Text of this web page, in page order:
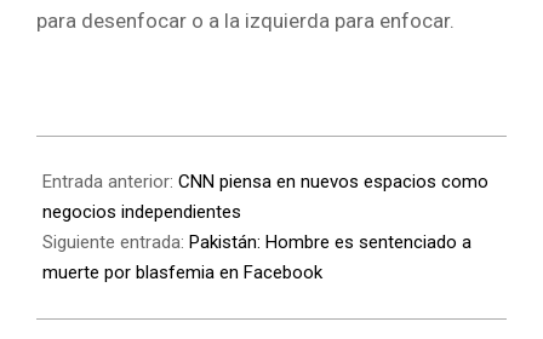
para desenfocar o a la izquierda para enfocar.
Entrada anterior: CNN piensa en nuevos espacios como
negocios independientes
Siguiente entrada: Pakistán: Hombre es sentenciado a
muerte por blasfemia en Facebook